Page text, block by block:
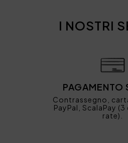
I NOSTRI
PAGAMENTO
Contrassegno,
PayPal, ScalaPay
rate).